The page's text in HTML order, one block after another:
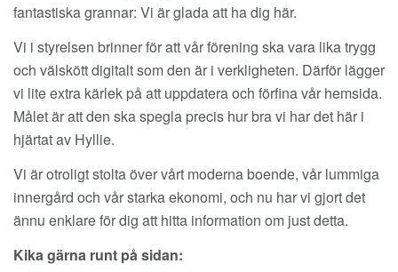
fantastiska grannar: Vi är glada att ha dig här.
Vi i styrelsen brinner för att vår förening ska vara lika trygg
och välskött digitalt som den är i verkligheten. Därför lägger
vi lite extra kärlek på att uppdatera och förfina vår hemsida.
Målet är att den ska spegla precis hur bra vi har det här i
hjärtat av Hyllie.
Vi är otroligt stolta över vårt moderna boende, vår lummiga
innergård och vår starka ekonomi, och nu har vi gjort det
ännu enklare för dig att hitta information om just detta.
Kika gärna runt på sidan: